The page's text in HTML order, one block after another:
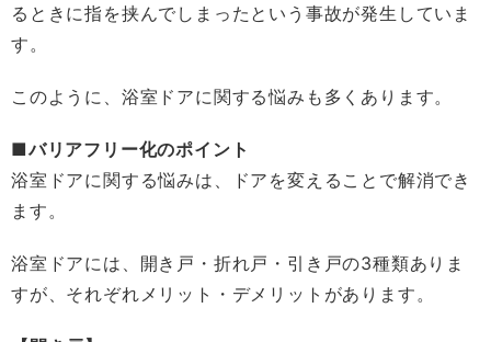
るときに指を挟んでしまったという事故が発生していま
す。
このように、浴室ドアに関する悩みも多くあります。
■バリアフリー化のポイント
浴室ドアに関する悩みは、ドアを変えることで解消でき
ます。
浴室ドアには、開き戸・折れ戸・引き戸の3種類ありま
すが、それぞれメリット・デメリットがあります。